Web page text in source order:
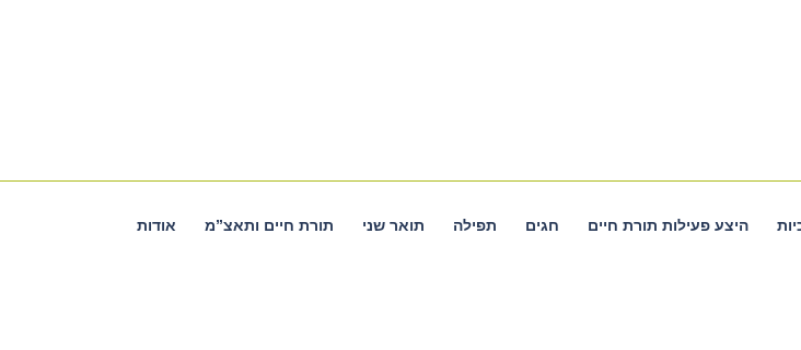
היצע פעילות תורת חיים חגים תפילה תואר שני תורת חיים ותאצ”מ אודות